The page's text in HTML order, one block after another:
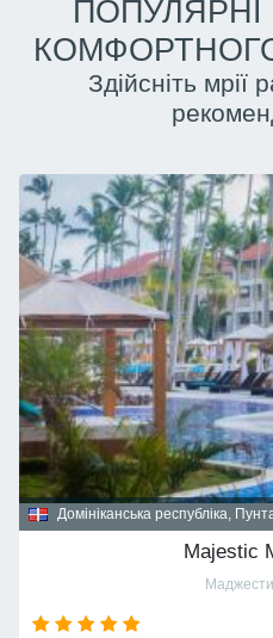
ПОПУЛЯРНІ
Здійсніть
Домініканська республіка,
Majestic